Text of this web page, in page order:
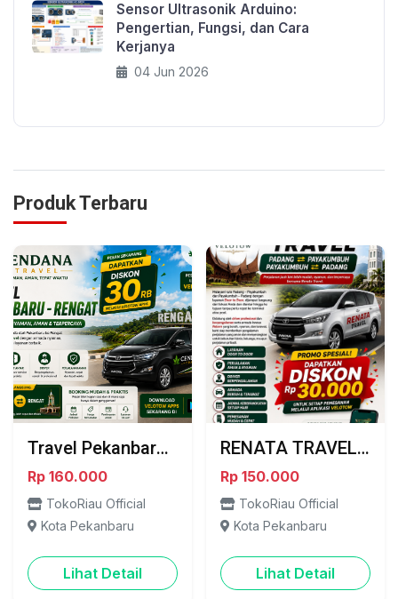
Sensor Ultrasonik Arduino:
Pengertian, Fungsi, dan Cara
Kerjanya
04 Jun 2026
Produk Terbaru
Travel Pekanbaru Rengat bersama Cendana Travel
Rp 160.000
TokoRiau Official
Kota Pekanbaru
Lihat Detail
RENATA TRAVEL – PADANG ⇄ PAYAKUMBUH
Rp 150.000
TokoRiau Official
Kota Pekanbaru
Lihat Detail